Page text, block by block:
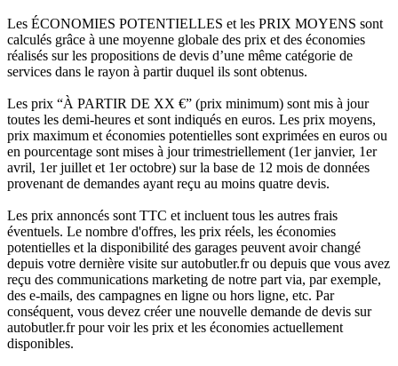
Les ÉCONOMIES POTENTIELLES et les PRIX MOYENS sont
calculés grâce à une moyenne globale des prix et des économies
réalisés sur les propositions de devis d’une même catégorie de
services dans le rayon à partir duquel ils sont obtenus.
Les prix “À PARTIR DE XX €” (prix minimum) sont mis à jour
toutes les demi-heures et sont indiqués en euros. Les prix moyens,
prix maximum et économies potentielles sont exprimées en euros ou
en pourcentage sont mises à jour trimestriellement (1er janvier, 1er
avril, 1er juillet et 1er octobre) sur la base de 12 mois de données
provenant de demandes ayant reçu au moins quatre devis.
Les prix annoncés sont TTC et incluent tous les autres frais
éventuels. Le nombre d'offres, les prix réels, les économies
potentielles et la disponibilité des garages peuvent avoir changé
depuis votre dernière visite sur autobutler.fr ou depuis que vous avez
reçu des communications marketing de notre part via, par exemple,
des e-mails, des campagnes en ligne ou hors ligne, etc. Par
conséquent, vous devez créer une nouvelle demande de devis sur
autobutler.fr pour voir les prix et les économies actuellement
disponibles.